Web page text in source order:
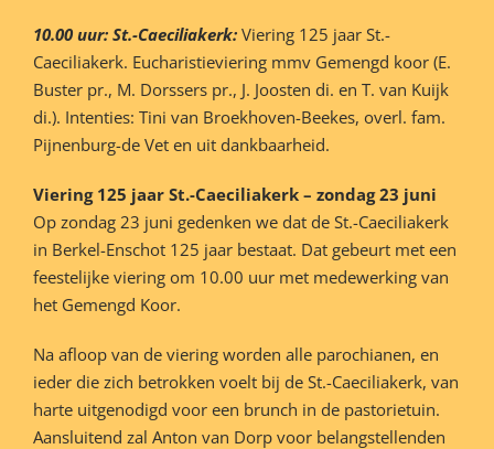
10.00 uur: St.-Caeciliakerk: Viering 125 jaar St.-
Caeciliakerk. Eucharistieviering mmv Gemengd koor (E.
Buster pr., M. Dorssers pr., J. Joosten di. en T. van Kuijk
di.). Intenties: Tini van Broekhoven-Beekes, overl. fam.
Pijnenburg-de Vet en uit dankbaarheid.
Viering 125 jaar St.-Caeciliakerk – zondag 23 juni
Op zondag 23 juni gedenken we dat de St.-Caeciliakerk
in Berkel-Enschot 125 jaar bestaat. Dat gebeurt met een
feestelijke viering om 10.00 uur met medewerking van
het Gemengd Koor.
Na afloop van de viering worden alle parochianen, en
ieder die zich betrokken voelt bij de St.-Caeciliakerk, van
harte uitgenodigd voor een brunch in de pastorietuin.
Aansluitend zal Anton van Dorp voor belangstellenden